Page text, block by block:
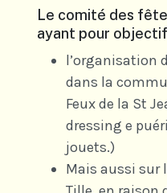
Le comité des
ayant pour
l’organisation
dans la
Feux de la St
dressing e
jouets.)
Mais aussi sur